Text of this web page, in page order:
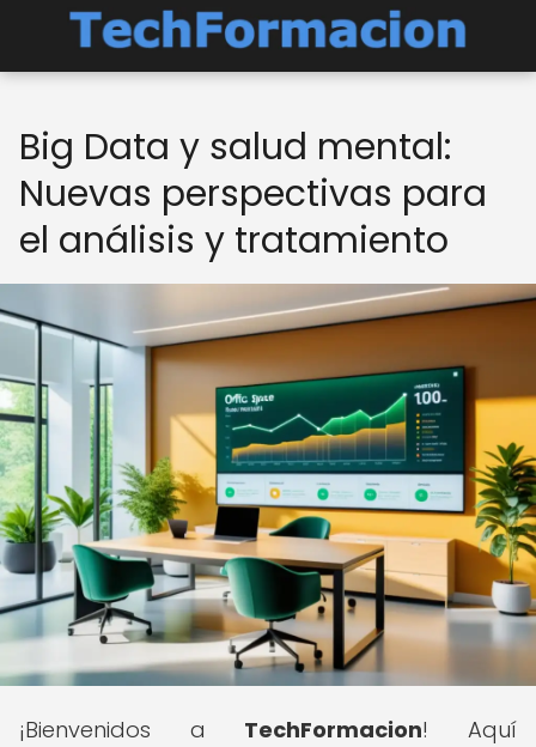
Big Data y salud mental:
Nuevas perspectivas para
el análisis y tratamiento
¡Bienvenidos a TechFormacion! Aquí